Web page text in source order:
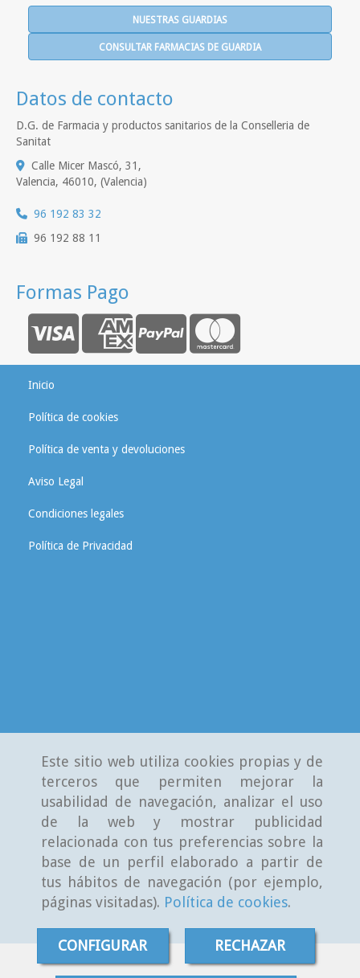
Este sitio web utiliza cookies propias y de
terceros que permiten mejorar la
usabilidad de navegación, analizar el uso
de la web y mostrar publicidad
relacionada con tus preferencias sobre la
base de un perfil elaborado a partir de
tus hábitos de navegación (por ejemplo,
páginas visitadas). Política de cookies.
CONFIGURAR RECHAZAR
NUESTRAS GUARDIAS
CONSULTAR FARMACIAS DE GUARDIA
Datos de contacto
D.G. de Farmacia y productos sanitarios de la Conselleria de
Sanitat
Calle Micer Mascó, 31,
Valencia, 46010, (Valencia)
96 192 83 32
96 192 88 11
Formas Pago
Inicio
Política de cookies
Política de venta y devoluciones
Aviso Legal
Condiciones legales
Política de Privacidad